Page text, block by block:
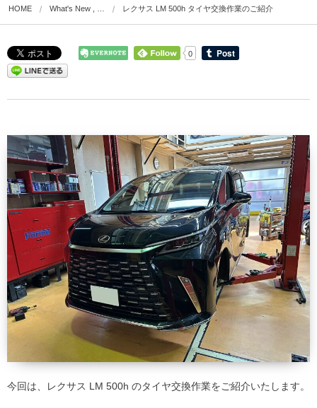
HOME What's New , … レクサス LM 500h タイヤ交換作業のご紹介
0
今回は、レクサス LM 500h のタイヤ交換作業をご紹介いたします。